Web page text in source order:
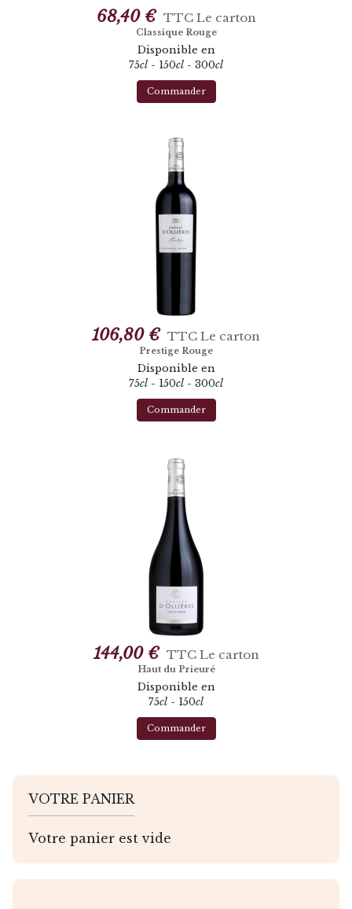
68,40 € TTCLe carton
Classique Rouge
Disponible en
75cl - 150cl - 300cl
Commander
106,80 € TTC Le carton
Prestige Rouge
Disponible en
75cl - 150cl - 300cl
Commander
144,00 € TTCLe carton
Haut du Prieuré
Disponible en
75cl - 150cl
Commander
VOTRE PANIER
Votre panier est vide